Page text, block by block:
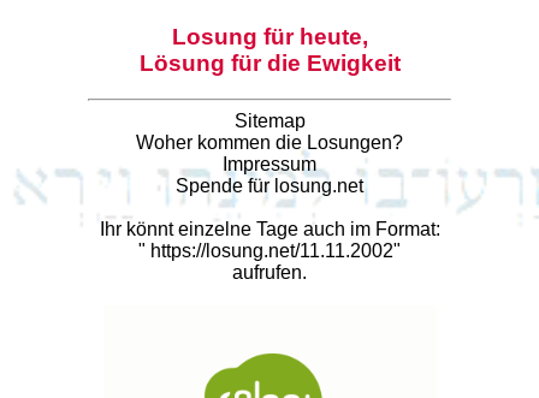
Losung für heute,
Lösung für die Ewigkeit
Sitemap
Woher kommen die Losungen?
Impressum
Spende für losung.net
Ihr könnt einzelne Tage auch im Format:
" https://losung.net/11.11.2002"
aufrufen.